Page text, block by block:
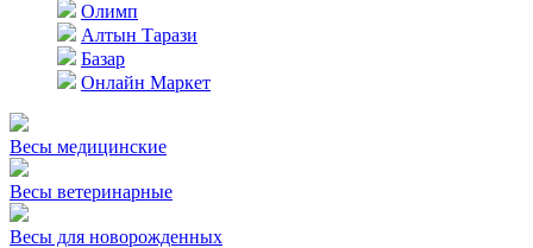
Олимп
Алтын Тарази
Базар
Онлайн Маркет
Весы медицинские
Весы ветеринарные
Весы для новорожденных